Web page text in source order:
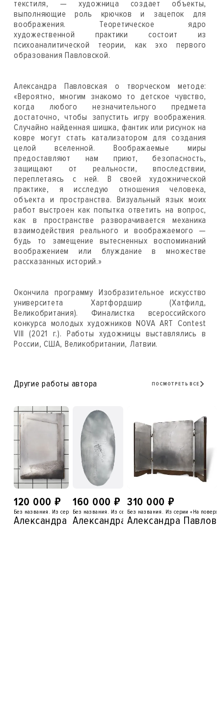
текстиля, — художница создает объекты,
выполняющие роль крючков и зацепок для
воображения. Теоретическое ядро
художественной практики состоит из
психоаналитической теории, как эхо первого
образования Павловской.
Александра Павловская о творческом методе:
«Вероятно, многим знакомо то детское чувство,
когда любого незначительного предмета
достаточно, чтобы запустить игру воображения.
Случайно найденная шишка, фантик или рисунок на
ковре могут стать катализатором для создания
целой вселенной. Воображаемые миры
предоставляют нам приют, безопасность,
защищают от реальности, впоследствии,
переплетаясь с ней. В своей художнической
практике, я исследую отношения человека,
объекта и пространства. Визуальный язык моих
работ выстроен как попытка ответить на вопрос,
как в пространстве разворачивается механика
взаимодействия реального и воображаемого —
будь то замещение вытесненных воспоминаний
воображением или блуждание в множестве
рассказанных историй.»
Окончила программу Изобразительное искусство
университета Хартфордшир (Хатфилд,
Великобритания). Финалистка всероссийского
конкурса молодых художников NOVA ART Contest
VIII (2021 г.). Работы художницы выставлялись в
России, США, Великобритании, Латвии.
Другие работы автора ПОСМОТРЕТЬ ВСЕ
120 000 ₽
Без названия. Из серии "На поверхности"
Александра Павловская
160 000 ₽
Без названия. Из серии «На поверхности»
Александра Павловская
310 000 ₽
Без названия. Из серии «На
Александра